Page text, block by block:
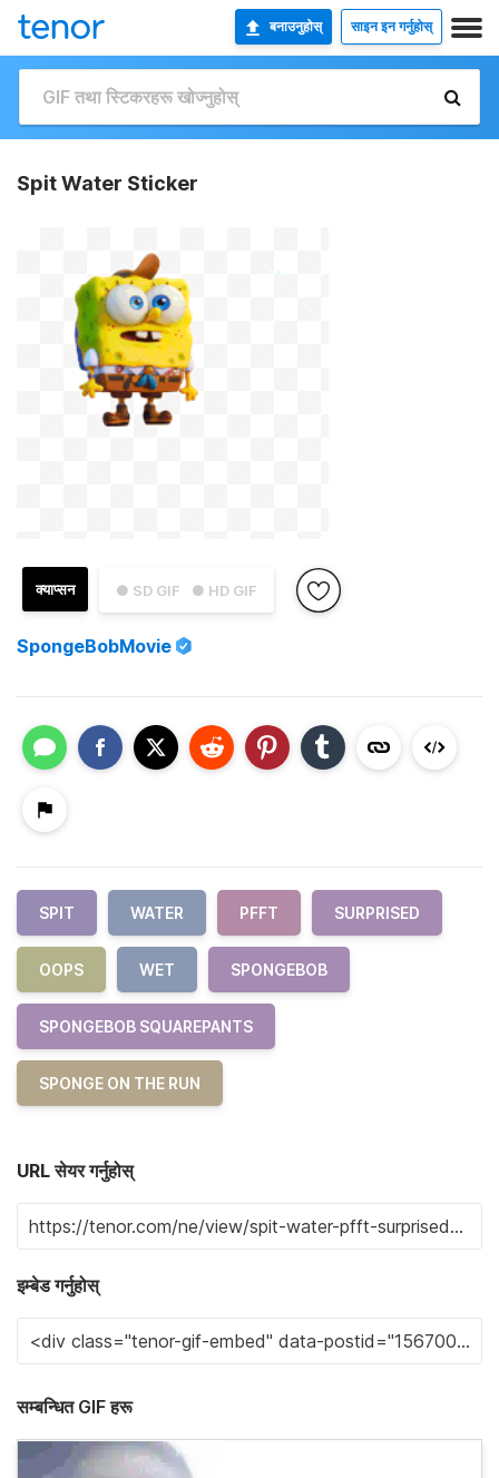
बनाउनुहोस् साइन इन गर्नुहोस्
Spit Water Sticker
● SD GIF ● HD GIF
क्याप्सन
SpongeBobMovie
SPIT WATER PFFT SURPRISED
OOPS WET SPONGEBOB
SPONGEBOB SQUAREPANTS
SPONGE ON THE RUN
URL सेयर गर्नुहोस्
इम्बेड गर्नुहोस्
सम्बन्धित GIF हरू